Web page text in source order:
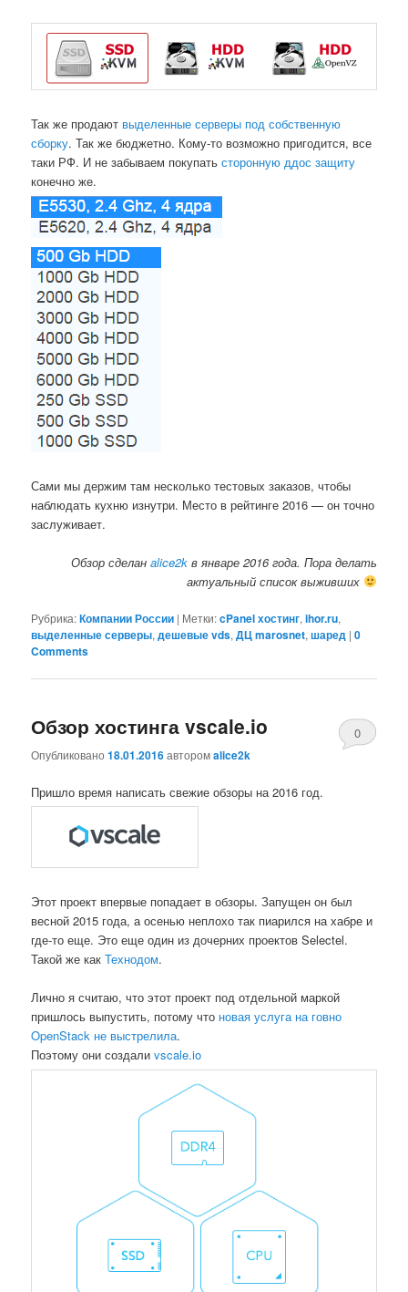
Так же продают выделенные серверы под собственную
сборку. Так же бюджетно. Кому-то возможно пригодится, все
таки РФ. И не забываем покупатьсторонную ддос защиту
конечно же.
Сами мы держим там несколько тестовых заказов, чтобы
наблюдать кухню изнутри. Место в рейтинге 2016 — он точно
заслуживает.
Обзор сделан alice2kв январе 2016 года. Пора делать
актуальный список выживших
Рубрика:Компании России | Метки:cPanel хостинг,ihor.ru,
выделенные серверы,дешевые vds,ДЦ marosnet,шаред |0
Comments
Обзор хостинга vscale.io
Опубликовано18.01.2016авторомalice2k
0
Пришло время написать свежие обзоры на 2016 год.
Этот проект впервые попадает в обзоры. Запущен он был
весной 2015 года, а осенью неплохо так пиарился на хабре и
где-то еще. Это еще один из дочерних проектов Selectel.
Такой же какТехнодом.
Лично я считаю, что этот проект под отдельной маркой
пришлось выпустить, потому что новая услуга на говно
OpenStack не выстрелила.
Поэтому они создалиvscale.io